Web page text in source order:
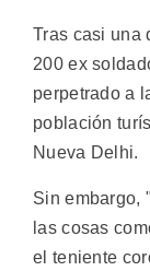
Tras casi una
200 ex
perpetrado a
población
Nueva Delhi.
Sin embargo,
las cosas
el teniente